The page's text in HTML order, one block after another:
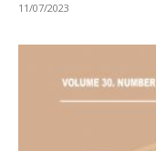
11/07/2023